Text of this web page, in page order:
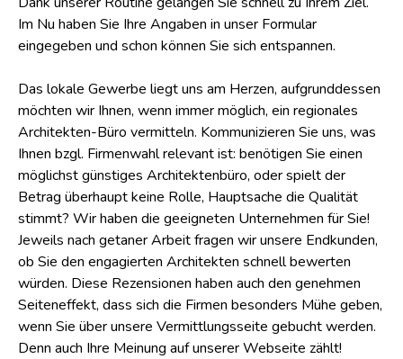
Im Nu haben Sie Ihre Angaben in unser Formular
eingegeben und schon können Sie sich entspannen.
Das lokale Gewerbe liegt uns am Herzen, aufgrunddessen
möchten wir Ihnen, wenn immer möglich, ein regionales
Architekten-Büro vermitteln. Kommunizieren Sie uns, was
Ihnen bzgl. Firmenwahl relevant ist: benötigen Sie einen
möglichst günstiges Architektenbüro, oder spielt der
Betrag überhaupt keine Rolle, Hauptsache die Qualität
stimmt? Wir haben die geeigneten Unternehmen für Sie!
Jeweils nach getaner Arbeit fragen wir unsere Endkunden,
ob Sie den engagierten Architekten schnell bewerten
würden. Diese Rezensionen haben auch den genehmen
Seiteneffekt, dass sich die Firmen besonders Mühe geben,
wenn Sie über unsere Vermittlungsseite gebucht werden.
Denn auch Ihre Meinung auf unserer Webseite zählt!